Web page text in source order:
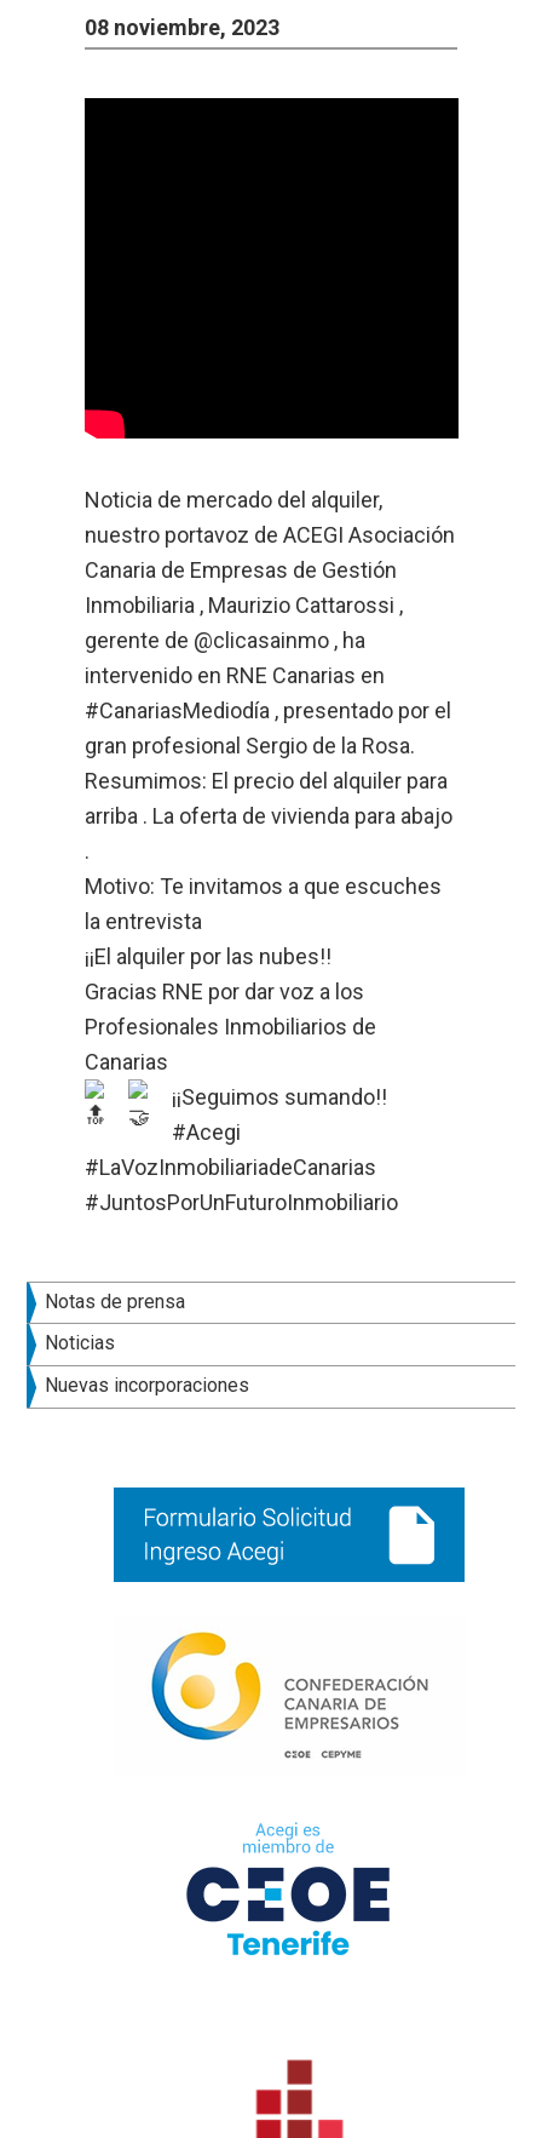
08 noviembre, 2023
Noticia de mercado del alquiler,
nuestro portavoz de ACEGI Asociación
Canaria de Empresas de Gestión
Inmobiliaria, Maurizio Cattarossi ,
gerente de @clicasainmo , ha
intervenido en RNE Canarias en
#CanariasMediodía , presentado por el
gran profesional Sergio de la Rosa.
Resumimos: El precio del alquiler para
arriba . La oferta de vivienda para abajo
.
Motivo: Te invitamos a que escuches
la entrevista
¡¡El alquiler por las nubes!!
Gracias RNE por dar voz a los
Profesionales Inmobiliarios de
Canarias
¡¡Seguimos sumando!!
#Acegi
#LaVozInmobiliariadeCanarias
#JuntosPorUnFuturoInmobiliario
Barra
lateral
principal
Notas de prensa
Noticias
Nuevas incorporaciones